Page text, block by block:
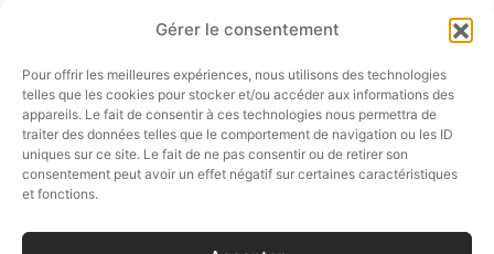
Gérer le consentement
Pour offrir les meilleures expériences, nous utilisons des technologies
telles que les cookies pour stocker et/ou accéder aux informations des
appareils. Le fait de consentir à ces technologies nous permettra de
traiter des données telles que le comportement de navigation ou les ID
uniques sur ce site. Le fait de ne pas consentir ou de retirer son
consentement peut avoir un effet négatif sur certaines caractéristiques
et fonctions.
série limitée dans des cuirs Français ou
sociales. Césaire Paris est une marque mode
naturellement éthique et durable au faible
impact sur l’environnement.